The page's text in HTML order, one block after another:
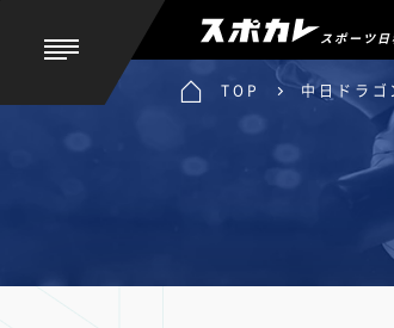
スポーツ
TOP 中日ドラ